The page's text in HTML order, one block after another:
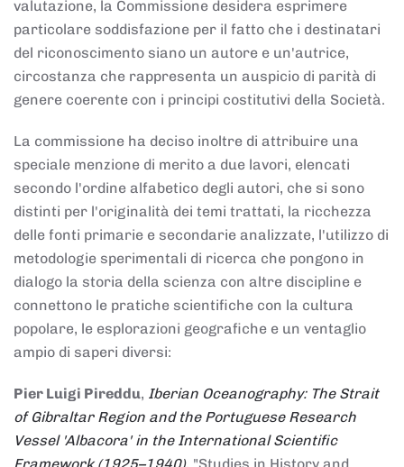
valutazione, la Commissione desidera esprimere
particolare soddisfazione per il fatto che i destinatari
del riconoscimento siano un autore e un'autrice,
circostanza che rappresenta un auspicio di parità di
genere coerente con i principi costitutivi della Società.
La commissione ha deciso inoltre di attribuire una
speciale menzione di merito a due lavori, elencati
secondo l'ordine alfabetico degli autori, che si sono
distinti per l'originalità dei temi trattati, la ricchezza
delle fonti primarie e secondarie analizzate, l'utilizzo di
metodologie sperimentali di ricerca che pongono in
dialogo la storia della scienza con altre discipline e
connettono le pratiche scientifiche con la cultura
popolare, le esplorazioni geografiche e un ventaglio
ampio di saperi diversi:
Pier Luigi Pireddu, Iberian Oceanography: The Strait
of Gibraltar Region and the Portuguese Research
Vessel 'Albacora' in the International Scientific